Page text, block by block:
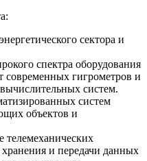
сектора и
спектра оборудования
современных гигрометров и
систем.
систем
объектов и
телемеханических
и передачи данных